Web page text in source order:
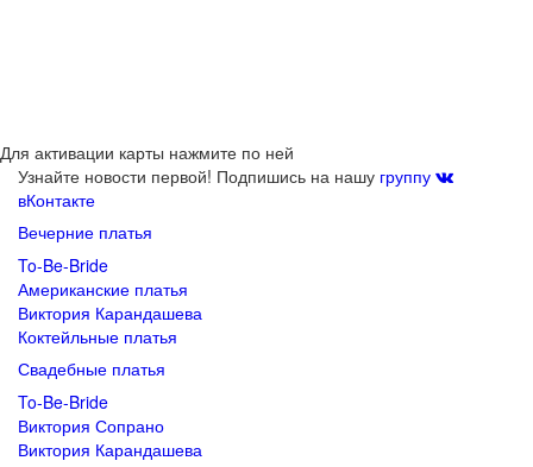
Для активации карты нажмите по ней
Узнайте новости первой! Подпишись на нашу группу
вКонтакте
Вечерние платья
To-Be-Bride
Американские платья
Виктория Карандашева
Коктейльные платья
Свадебные платья
To-Be-Bride
Виктория Сопрано
Виктория Карандашева